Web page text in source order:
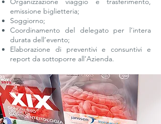
emissione biglietteria;
Soggiorno;
Coordinamento del delegato per l’intera
durata dell’evento;
Elaborazione di preventivi e consuntivi e
report da sottoporre all’Azienda.